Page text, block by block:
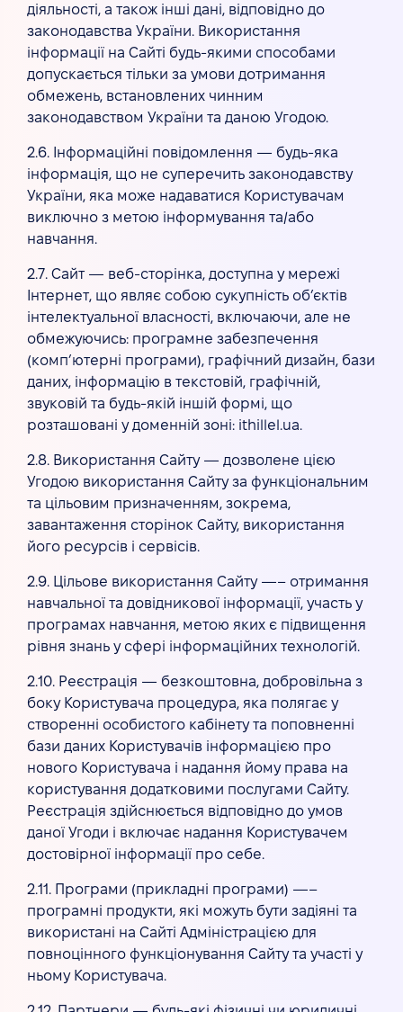
діяльності, а також інші дані, відповідно до
законодавства України. Використання
інформації на Сайті будь-якими способами
допускається тільки за умови дотримання
обмежень, встановлених чинним
законодавством України та даною Угодою.
2.6. Інформаційні повідомлення — будь-яка
інформація, що не суперечить законодавству
України, яка може надаватися Користувачам
виключно з метою інформування та/або
навчання.
2.7. Сайт — веб-сторінка, доступна у мережі
Інтернет, що являє собою сукупність об’єктів
інтелектуальної власності, включаючи, але не
обмежуючись: програмне забезпечення
(комп’ютерні програми), графічний дизайн, бази
даних, інформацію в текстовій, графічній,
звуковій та будь-якій іншій формі, що
розташовані у доменній зоні: ithillel.ua.
2.8. Використання Сайту — дозволене цією
Угодою використання Сайту за функціональним
та цільовим призначенням, зокрема,
завантаження сторінок Сайту, використання
його ресурсів і сервісів.
2.9. Цільове використання Сайту —– отримання
навчальної та довідникової інформації, участь у
програмах навчання, метою яких є підвищення
рівня знань у сфері інформаційних технологій.
2.10. Реєстрація — безкоштовна, добровільна з
боку Користувача процедура, яка полягає у
створенні особистого кабінету та поповненні
бази даних Користувачів інформацією про
нового Користувача і надання йому права на
користування додатковими послугами Сайту.
Реєстрація здійснюється відповідно до умов
даної Угоди і включає надання Користувачем
достовірної інформації про себе.
2.11. Програми (прикладні програми) —–
програмні продукти, які можуть бути задіяні та
використані на Сайті Адміністрацією для
повноцінного функціонування Сайту та участі у
ньому Користувача.